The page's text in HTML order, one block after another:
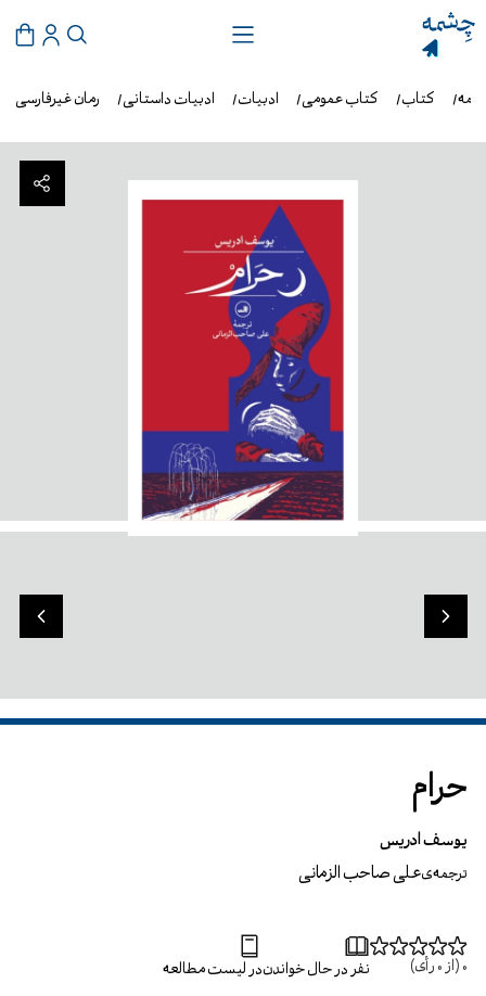
رمان غیرفارسی ادبیات داستانی ادبیات کتاب عمومی کتاب
حرام
یوسف ادریس
ترجمه‌یعلی صاحب الزمانی
0 (از 0 رأی) نفر در حال خواندندر لیست مطالعه